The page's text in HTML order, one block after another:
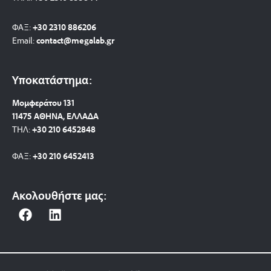
ΦΑΞ:+30 2310 886206
Email:contact@megalab.gr
Υποκατάστημα:
Μομφεράτου 131
11475 ΑΘΗΝΑ, ΕΛΛΑΔΑ
ΤΗΛ:+30 210 6452848
ΦΑΞ:+30 210 6452413
Ακολουθήστε μας:
F
e
L
k